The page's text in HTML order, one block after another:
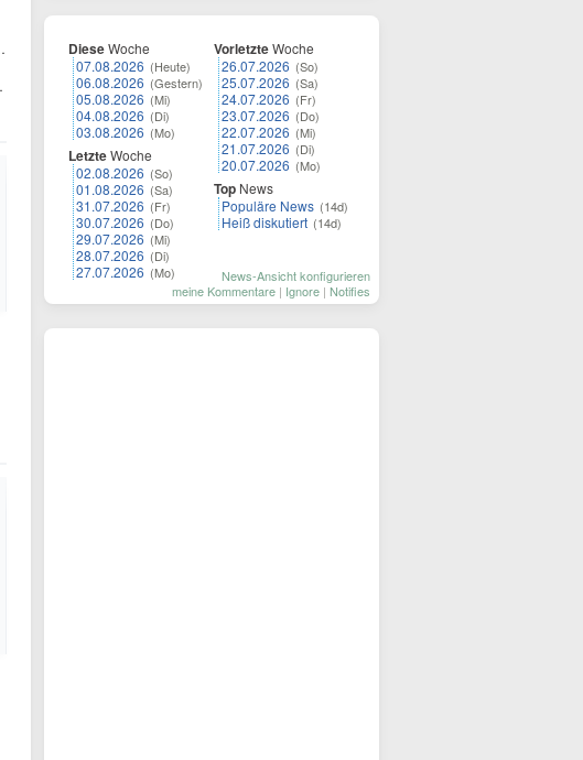
DieseWoche
07.08.2026 (Heute)
06.08.2026 (Gestern)
05.08.2026 (Mi)
04.08.2026 (Di)
03.08.2026 (Mo)
LetzteWoche
02.08.2026 (So)
01.08.2026 (Sa)
31.07.2026 (Fr)
30.07.2026 (Do)
29.07.2026 (Mi)
28.07.2026 (Di)
27.07.2026 (Mo)
VorletzteWoche
26.07.2026 (So)
25.07.2026 (Sa)
24.07.2026 (Fr)
23.07.2026 (Do)
22.07.2026 (Mi)
21.07.2026 (Di)
20.07.2026 (Mo)
Top News
Populäre News (14d)
Heiß diskutiert (14d)
News-Ansicht konfigurieren
meine Kommentare | Ignore | Notifies